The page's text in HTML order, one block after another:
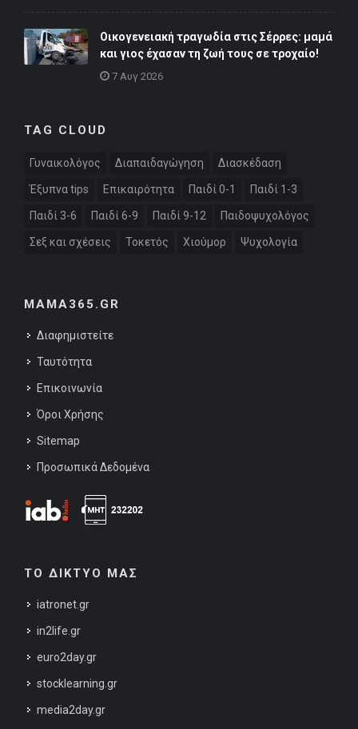
Οικογενειακή τραγωδία στις Σέρρες: μαμά
και γιος έχασαν τη ζωή τους σε τροχαίο!
7 Αυγ 2026
TAG CLOUD
Γυναικολόγος Διαπαιδαγώγηση Διασκέδαση
Έξυπνα tips Επικαιρότητα Παιδί 0-1 Παιδί 1-3
Παιδί 3-6 Παιδί 6-9 Παιδί 9-12 Παιδοψυχολόγος
Σεξ και σχέσεις Τοκετός Χιούμορ Ψυχολογία
MAMA365.GR
Διαφημιστείτε
Ταυτότητα
Επικοινωνία
Όροι Χρήσης
Sitemap
Προσωπικά Δεδομένα
ΤΟ ΔΙΚΤΥΟ ΜΑΣ
iatronet.gr
in2life.gr
euro2day.gr
stocklearning.gr
media2day.gr